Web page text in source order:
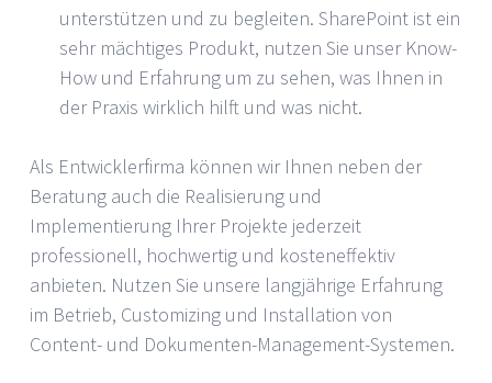
unterstützen und zu begleiten. SharePoint ist ein
sehr mächtiges Produkt, nutzen Sie unser Know-
How und Erfahrung um zu sehen, was Ihnen in
der Praxis wirklich hilft und was nicht.
Als Entwicklerfirma können wir Ihnen neben der
Beratung auch die Realisierung und
Implementierung Ihrer Projekte jederzeit
professionell, hochwertig und kosteneffektiv
anbieten. Nutzen Sie unsere langjährige Erfahrung
im Betrieb, Customizing und Installation von
Content- und Dokumenten-Management-Systemen.